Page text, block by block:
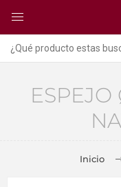
Inicio